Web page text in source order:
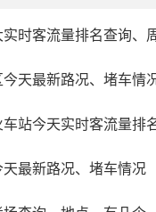
时客流量排名查询、
天最新路况、堵车情
站今天实时客流量排
最新路况、堵车情况